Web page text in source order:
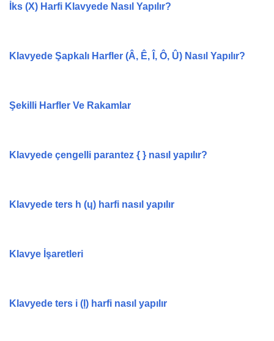
İks (X) Harfi Klavyede Nasıl Yapılır?
Klavyede Şapkalı Harfler (Â, Ê, Î, Ô, Û) Nasıl Yapılır?
Şekilli Harfler Ve Rakamlar
Klavyede çengelli parantez { } nasıl yapılır?
Klavyede ters h (ɥ) harfi nasıl yapılır
Klavye İşaretleri
Klavyede ters i (Ị) harfi nasıl yapılır